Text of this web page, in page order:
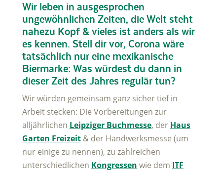
Wir leben in ausgesprochen
ungewöhnlichen Zeiten, die Welt steht
nahezu Kopf & vieles ist anders als wir
es kennen. Stell dir vor, Corona wäre
tatsächlich nur eine mexikanische
Biermarke: Was würdest du dann in
dieser Zeit des Jahres regulär tun?
Wir würden gemeinsam ganz sicher tief in
Arbeit stecken: Die Vorbereitungen zur
alljährlichen Leipziger Buchmesse, der Haus
Garten Freizeit& der Handwerksmesse (um
nur einige zu nennen), zu zahlreichen
unterschiedlichen Kongressen wie dem ITF